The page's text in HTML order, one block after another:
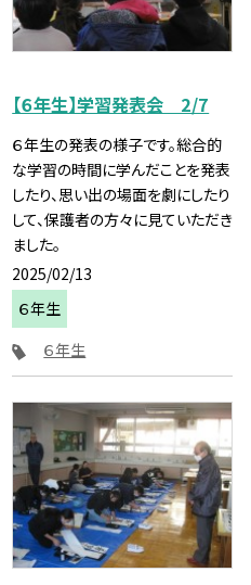
【６年生】学習発表会 2/7
６年生の発表の様子です。総合的
な学習の時間に学んだことを発表
したり、思い出の場面を劇にしたり
して、保護者の方々に見ていただき
ました。
2025/02/13
６年生
６年生